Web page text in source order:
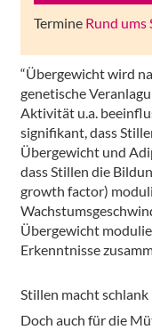
Termine Rund ums
“Übergewicht wird
genetische
Aktivität u.a.
signifikant, dass
Übergewicht und
dass Stillen die
growth factor)
Übergewicht
Erkenntnisse
Stillen macht schlank
Doch auch für die